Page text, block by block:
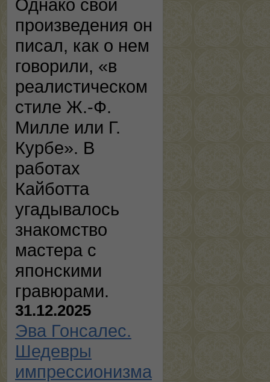
Однако свои
произведения он
писал, как о нем
говорили, «в
реалистическом
стиле Ж.-Ф.
Милле или Г.
Курбе». В
работах
Кайботта
угадывалось
знакомство
мастера с
японскими
гравюрами.
31.12.2025
Эва Гонсалес.
Шедевры
импрессионизма